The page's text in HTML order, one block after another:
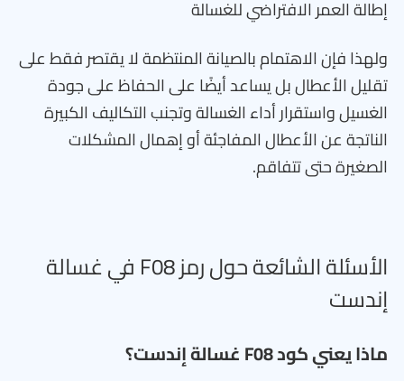
إطالة العمر الافتراضي للغسالة
ولهذا فإن الاهتمام بالصيانة المنتظمة لا يقتصر فقط على
تقليل الأعطال بل يساعد أيضًا على الحفاظ على جودة
الغسيل واستقرار أداء الغسالة وتجنب التكاليف الكبيرة
الناتجة عن الأعطال المفاجئة أو إهمال المشكلات
الصغيرة حتى تتفاقم.
الأسئلة الشائعة حول رمز F08 في غسالة
إندست
ماذا يعني كود F08 غسالة إندست؟